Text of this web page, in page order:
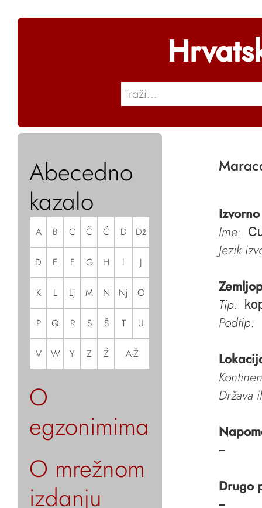
Abecedno
kazalo
A B C Č Ć D Dž
Đ E F G H I J
K L Lj M N Nj O
P Q R S Š T U
V W Y Z Ž A-Ž
O
egzonimima
O mrežnom
izdanju
Ime:
Jezik
Tip:
Podtip:
Država
–
Drugo
–